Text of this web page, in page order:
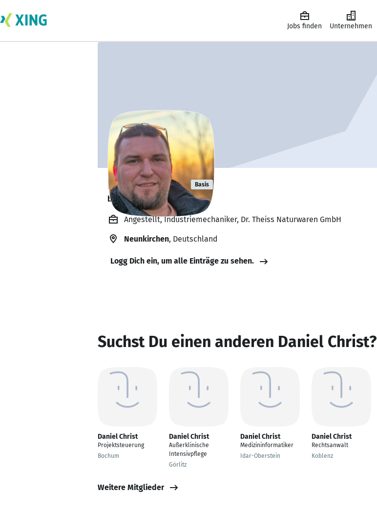
Jobs finden Unternehmen
Daniel Christ Basis
bildet sich zurzeit weiter. 🎓
Angestellt, Industriemechaniker, Dr. Theiss Naturwaren GmbH
Neunkirchen, Deutschland
Logg Dich ein, um alle Einträge zu sehen.
Suchst Du einen anderen Daniel Christ?
Daniel Christ
Projektsteuerung
Bochum
Daniel Christ
Außerklinische
Intensivpflege
Görlitz
Daniel Christ
Medizininformatiker
Idar-Oberstein
Daniel Christ
Rechtsanwalt
Koblenz
Weitere Mitglieder